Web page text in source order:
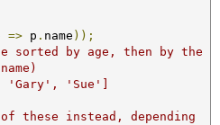
=> p . name ));
sorted by age, then by the
'Sue']
these instead, depending